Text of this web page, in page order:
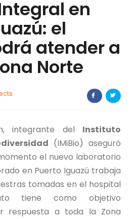
DE RECURSOS
Y ALIMENTACIÓN
MISIONERA
REGISTRO DE
en
el
atender a
Norte
integrante del Instituto
(IMiBio) aseguró
el nuevo laboratorio
en Puerto Iguazú trabaja
tomadas en el hospital
tiene como objetivo
respuesta a toda la Zona